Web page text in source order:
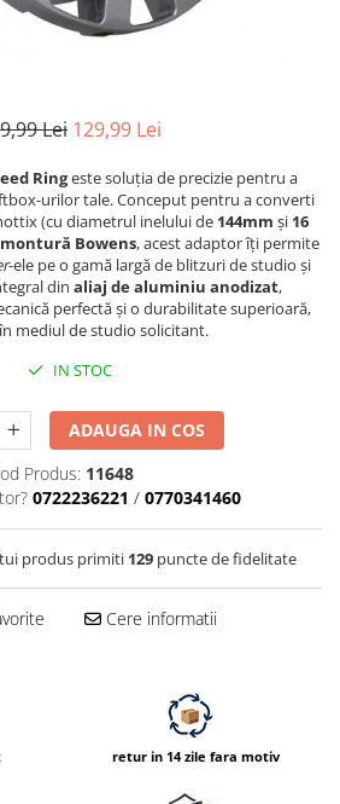
video
si
Lei 129,99 Lei
Ringeste soluția de precizie pentru a
urilor tale. Conceput pentru a converti
(cu diametrul inelului de 144mm și 16
montură Bowens, acest adaptor îți permite
-ele pe o gamă largă de blitzuri de studio și
din aliaj de aluminiu anodizat,
perfectă și o durabilitate superioară,
mediul de studio solicitant.
IN STOC
ADAUGA IN COS
Produs: 11648
0722236221 / 0770341460
produs primiti 129 puncte de fidelitate
Cere informatii
retur in 14 zile fara motiv